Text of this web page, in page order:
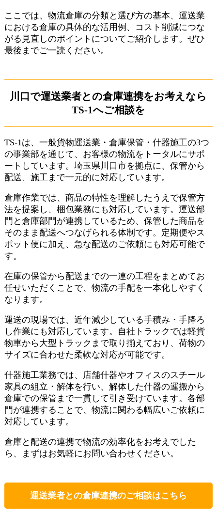
ここでは、物流倉庫の分類と選び方の基本、運送業
における倉庫の具体的な活用例、コスト削減につな
がる見直しのポイントについてご紹介します。ぜひ
最後までご一読ください。
川口で運送業者との倉庫連携をお考えなら
TS-1へご相談を
TS-1は、一般貨物運送業・倉庫保管・什器施工の3つ
の事業部を通じて、お客様の物流をトータルにサポ
ートしています。埼玉県川口市を拠点に、保管から
配送、施工まで一元的に対応しています。
倉庫作業では、商品の特性を理解したうえで保管方
法を提案し、梱包業務にも対応しています。運送部
門と倉庫部門が連携しているため、保管した商品を
そのまま配送へつなげられる体制です。定期便やス
ポット便に加え、急な配送のご依頼にも対応可能で
す。
在庫の保管から配送までの一連の工程をまとめてお
任せいただくことで、物流の手配を一本化しやすく
なります。
運送の現場では、近年減少している手積み・手降ろ
し作業にも対応しています。自社トラックでは軽貨
物車から大型トラックまで取り揃えており、荷物の
サイズに合わせた柔軟な対応が可能です。
什器施工業務では、店舗什器やオフィスのスチール
家具の組立・解体を行い、解体した什器の運搬から
倉庫での保管まで一貫して引き受けています。各部
門が連携することで、物流に関わる幅広いご依頼に
対応しています。
倉庫と配送の連携で物流の効率化をお考えでした
ら、まずはお気軽にお問い合わせください。
運送業者との倉庫連携のご相談はこちら